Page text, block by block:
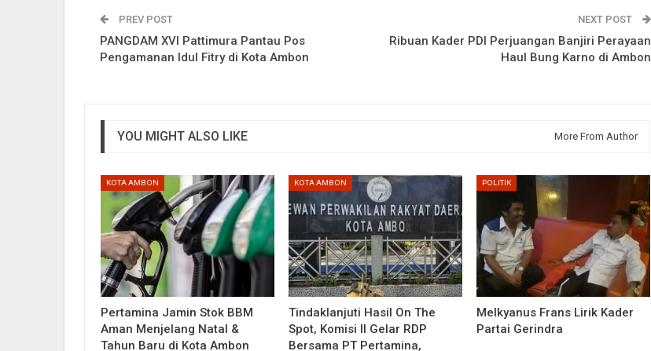
PREV POST
PANGDAM XVI Pattimura Pantau Pos
Pengamanan Idul Fitry di Kota Ambon
NEXT POST
Ribuan Kader PDI Perjuangan Banjiri Perayaan
Haul Bung Karno di Ambon
YOU MIGHT ALSO LIKE More From Author
KOTA AMBON
Pertamina Jamin Stok BBM
Aman Menjelang Natal &
Tahun Baru di Kota Ambon
KOTA AMBON
Tindaklanjuti Hasil On The
Spot, Komisi II Gelar RDP
Bersama PT Pertamina,
POLITIK
Melkyanus Frans Lirik Kader
Partai Gerindra